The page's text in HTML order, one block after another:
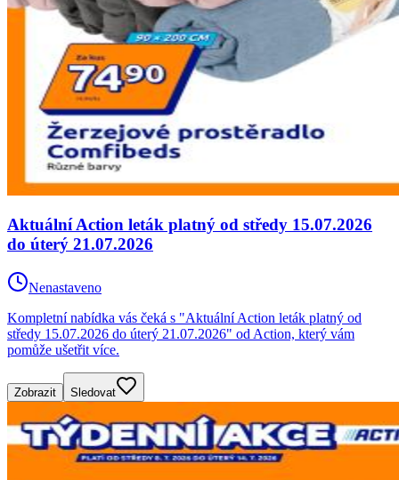
Aktuální Action leták platný od středy 15.07.2026
do úterý 21.07.2026
Nenastaveno
Kompletní nabídka vás čeká s "Aktuální Action leták platný od
středy 15.07.2026 do úterý 21.07.2026" od Action, který vám
pomůže ušetřit více.
Zobrazit Sledovat